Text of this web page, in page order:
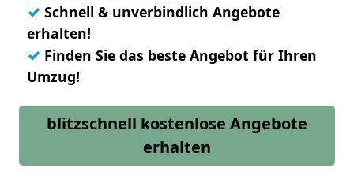
✓ Schnell & unverbindlich Angebote
erhalten!
✓ Finden Sie das beste Angebot für Ihren
Umzug!
blitzschnell kostenlose Angebote
erhalten